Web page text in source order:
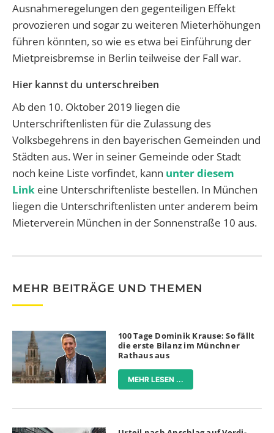
Ausnahmeregelungen den gegenteiligen Effekt
provozieren und sogar zu weiteren Mieterhöhungen
führen könnten, so wie es etwa bei Einführung der
Mietpreisbremse in Berlin teilweise der Fall war.
Hier kannst du unterschreiben
Ab den 10. Oktober 2019 liegen die
Unterschriftenlisten für die Zulassung des
Volksbegehrens in den bayerischen Gemeinden und
Städten aus. Wer in seiner Gemeinde oder Stadt
noch keine Liste vorfindet, kann unter diesem
Link eine Unterschriftenliste bestellen. In München
liegen die Unterschriftenlisten unter anderem beim
Mieterverein München in der Sonnenstraße 10 aus.
MEHR BEITRÄGE UND THEMEN
100 Tage Dominik Krause: So fällt
die erste Bilanz im Münchner
Rathaus aus
MEHR LESEN ...